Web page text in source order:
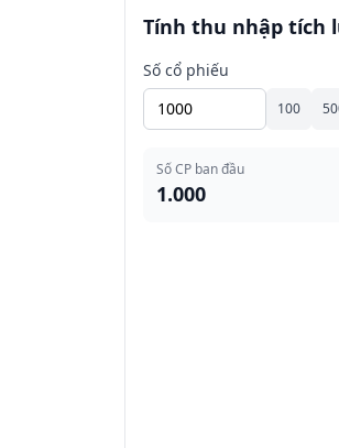
Tính thu nhập tích
Số cổ phiếu
100
Số CP ban đầu
1.000